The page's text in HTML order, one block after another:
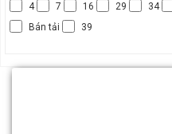
4 7 16 29 34
Bán tải
39